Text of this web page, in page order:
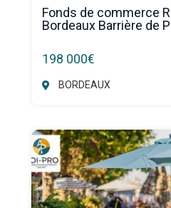
Fonds de commerce
Bordeaux Barrière de
198 000€
BORDEAUX